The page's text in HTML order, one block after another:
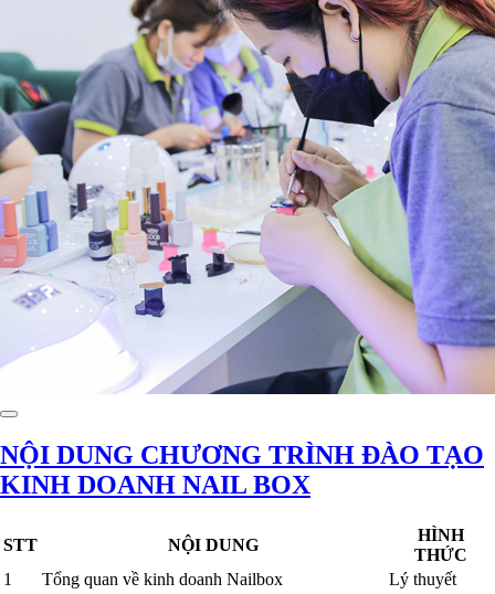
NỘI DUNG CHƯƠNG TRÌNH ĐÀO TẠO
KINH DOANH NAIL BOX
STT NỘI DUNG
HÌNH
THỨC
1
Tổng quan về kinh doanh Nailbox
Lý thuyết